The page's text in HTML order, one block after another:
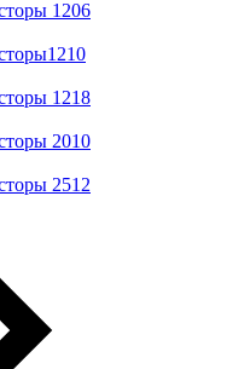
1206
1218
2010
2512